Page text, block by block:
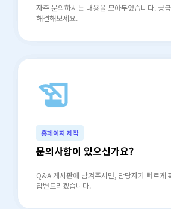
자주 문의하시는 내용을 모아두었습니다. 궁
해결해보세요.
history_edu
홈페이지 제작
문의사항이 있으신가요?
Q&A 게시판에 남겨주시면, 담당자가 빠르게
답변드리겠습니다.